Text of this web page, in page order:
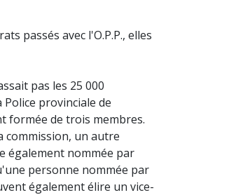
passés avec l'O.P.P., elles
pas les 25 000
provinciale de
formée de trois membres.
commission, un autre
également nommée par
personne nommée par
également élire un vice-